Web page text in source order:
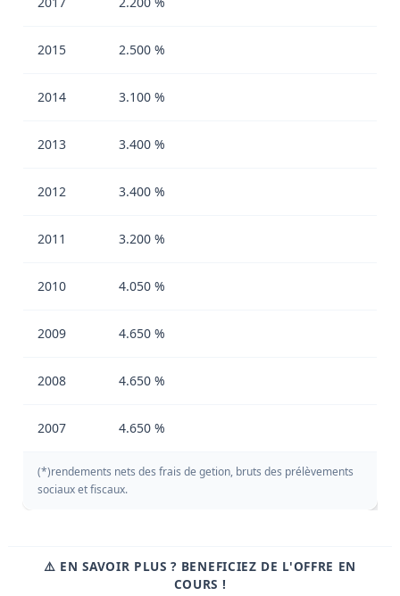
2015 2.500 %
2014 3.100 %
2013 3.400 %
2012 3.400 %
2011 3.200 %
2010 4.050 %
2009 4.650 %
2008 4.650 %
2007 4.650 %
(*)rendements nets des frais de getion, bruts des prélèvements
sociaux et fiscaux.
⚠️ EN SAVOIR PLUS ? BENEFICIEZ DE L'OFFRE EN
COURS !